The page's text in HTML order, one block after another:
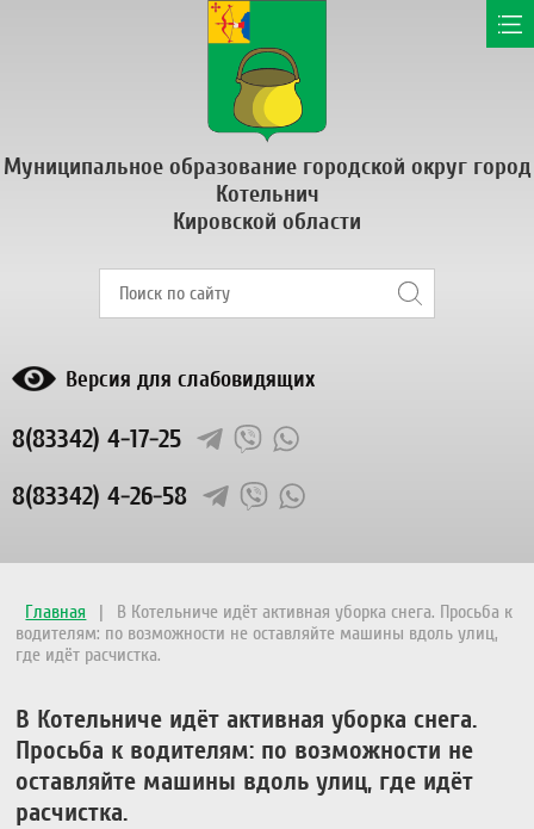
Муниципальное образование городской округ город
Котельнич
Кировской области
Версия для слабовидящих
8(83342) 4-17-25
8(83342) 4-26-58
Главная |
В Котельниче идёт активная уборка снега. Просьба к
водителям: по возможности не оставляйте машины вдоль улиц,
где идёт расчистка.
В Котельниче идёт активная уборка снега.
Просьба к водителям: по возможности не
оставляйте машины вдоль улиц, где идёт
расчистка.